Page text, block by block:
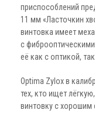
приспособлений
11 мм «Ласточкин
винтовка имеет
с
её как с оптикой,
Optima Zylox в
тех, кто ищет
винтовку с